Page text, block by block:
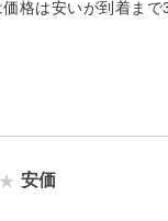
格は安いが到着ま
安価